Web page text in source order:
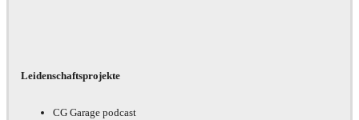
Leidenschaftsprojekte
CG Garage podcast